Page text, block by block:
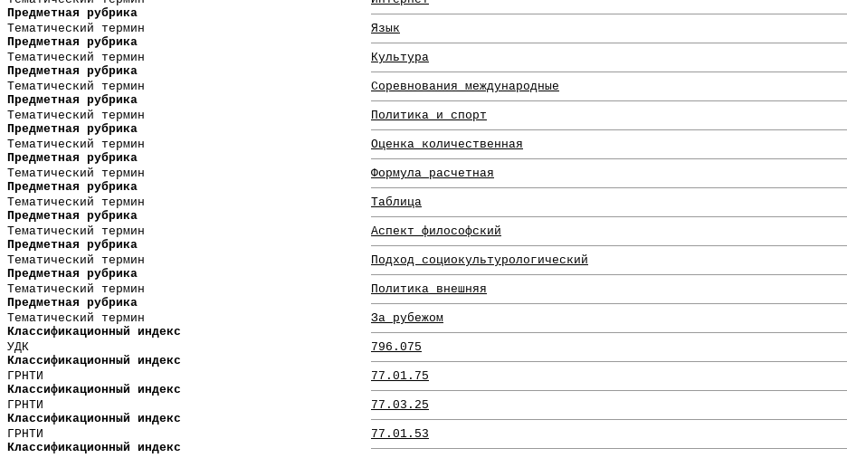
Предметная рубрика
Тематический термин
Язык
Предметная рубрика
Тематический термин
Культура
Предметная рубрика
Тематический термин
Соревнования международные
Предметная рубрика
Тематический термин
Политика и спорт
Предметная рубрика
Тематический термин
Оценка количественная
Предметная рубрика
Тематический термин
Формула расчетная
Предметная рубрика
Тематический термин
Таблица
Предметная рубрика
Тематический термин
Аспект философский
Предметная рубрика
Тематический термин
Подход социокультурологический
Предметная рубрика
Тематический термин
Политика внешняя
Предметная рубрика
Тематический термин
За рубежом
Классификационный индекс
УДК
796.075
Классификационный индекс
ГРНТИ
77.01.75
Классификационный индекс
ГРНТИ
77.03.25
Классификационный индекс
ГРНТИ
77.01.53
Классификационный индекс